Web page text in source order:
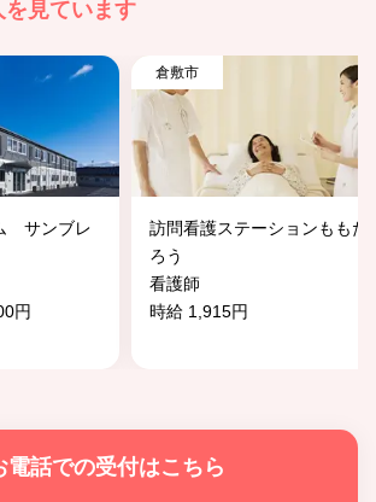
見ています
サンブレ
円
倉敷市
訪問看護ステーションももた
ろう
看護師
時給 1,915円
電話での受付はこちら